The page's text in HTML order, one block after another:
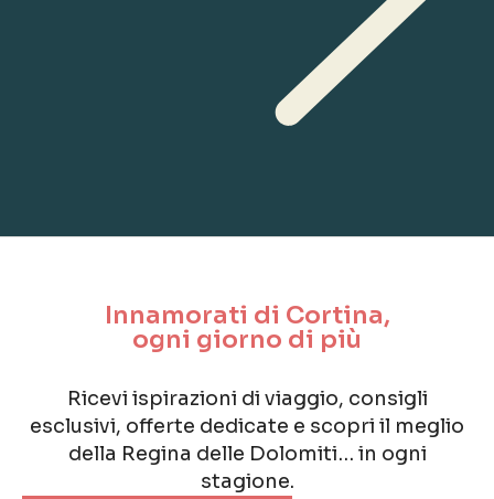
Innamorati di Cortina,
ogni giorno di più
Ricevi ispirazioni di viaggio, consigli
esclusivi, offerte dedicate e scopri il meglio
della Regina delle Dolomiti… in ogni
stagione.